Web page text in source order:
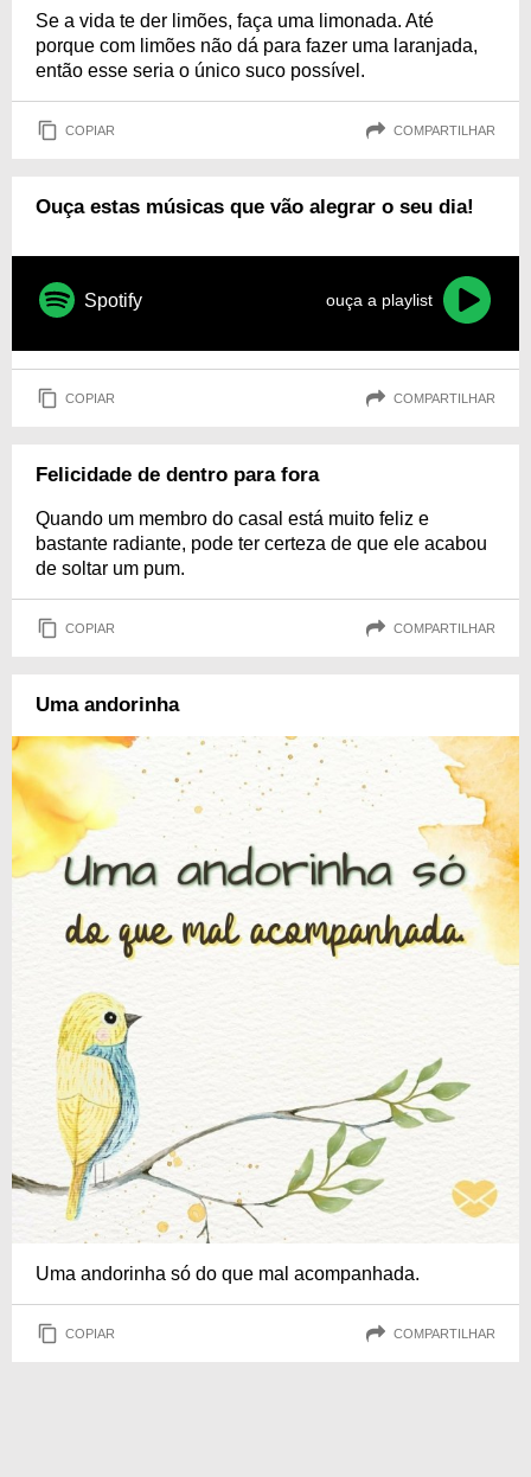
Se a vida te der limões, faça uma limonada. Até
porque com limões não dá para fazer uma laranjada,
então esse seria o único suco possível.
COPIAR COMPARTILHAR
Ouça estas músicas que vão alegrar o seu dia!
Spotify ouça a playlist
COPIAR COMPARTILHAR
Felicidade de dentro para fora
Quando um membro do casal está muito feliz e
bastante radiante, pode ter certeza de que ele acabou
de soltar um pum.
COPIAR COMPARTILHAR
Uma andorinha
Uma andorinha só do que mal acompanhada.
COPIAR COMPARTILHAR